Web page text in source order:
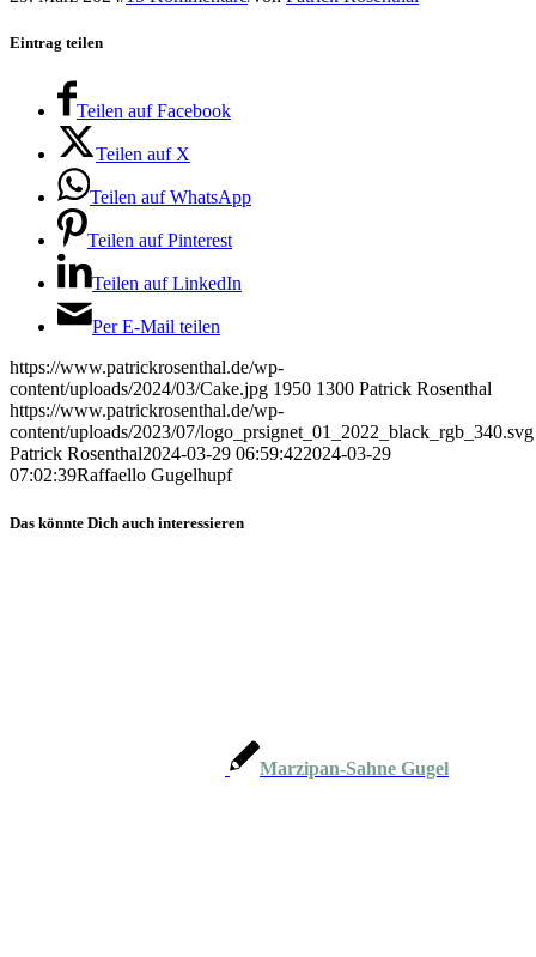
Eintrag teilen
Teilen auf Facebook
Teilen auf X
Teilen auf WhatsApp
Teilen auf Pinterest
Teilen auf LinkedIn
Per E-Mail teilen
https://www.patrickrosenthal.de/wp-
content/uploads/2024/03/Cake.jpg 1950 1300 Patrick Rosenthal
https://www.patrickrosenthal.de/wp-
content/uploads/2023/07/logo_prsignet_01_2022_black_rgb_340.svg
Patrick Rosenthal2024-03-29 06:59:422024-03-29
07:02:39Raffaello Gugelhupf
Das könnte Dich auch interessieren
Marzipan-Sahne Gugel